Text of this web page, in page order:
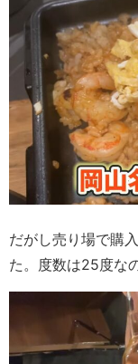
だがし売り場で購
た。度数は25度な